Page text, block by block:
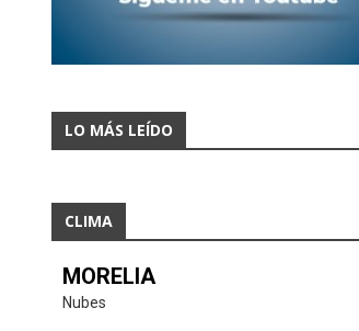
LO MÁS LEÍDO
CLIMA
MORELIA
Nubes